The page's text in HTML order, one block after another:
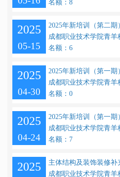
名额：8
2025
05-15
2025年新培训（第二期
名额：6
2025
04-30
2025年新培训（第一期
名额：0
2025
04-24
2025年新培训（第一期
名额：7
2025
主体结构及装饰装修补